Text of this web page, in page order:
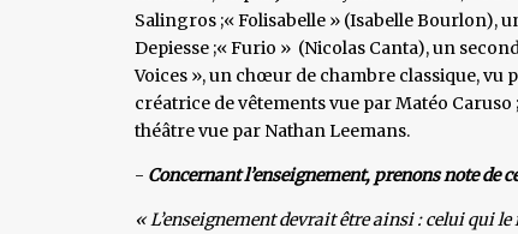
Salingros ;« Folisabelle » (Isabelle Bourlon),
Depiesse ;« Furio » (Nicolas Canta), un
Voices », un chœur de chambre classique, vu
créatrice de vêtements vue par Matéo
théâtre vue par Nathan Leemans.
- Concernant l’enseignement, prenons note de
« L’enseignement devrait être ainsi : celui qui